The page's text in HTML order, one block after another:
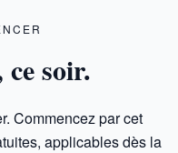
soir.
Commencez par cet
applicables dès la